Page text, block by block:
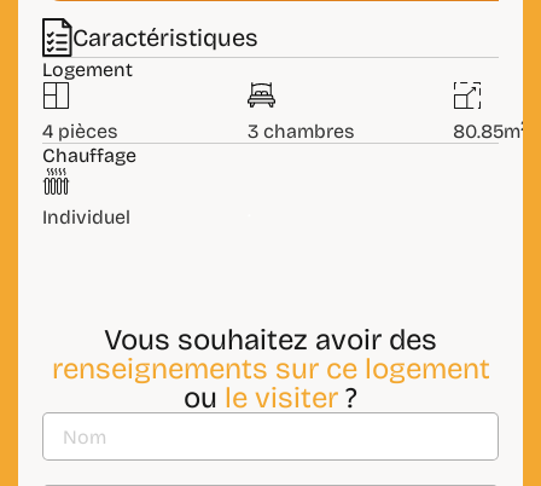
Caractéristiques
Logement
4 pièces 3 chambres 80.85m2
.Chauffage
Individuel
Vous souhaitez avoir des
renseignements sur ce logement
ou le visiter ?